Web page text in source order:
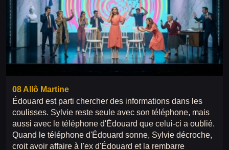
08 Allô Martine
Édouard est parti chercher des informations dans les
coulisses. Sylvie reste seule avec son téléphone, mais
aussi avec le téléphone d'Édouard que celui-ci a oublié.
Quand le téléphone d'Édouard sonne, Sylvie décroche,
croit avoir affaire à l'ex d'Édouard et la rembarre